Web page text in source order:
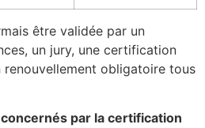
être validée par un
un jury, une certification
renouvellement obligatoire tous
par la certification